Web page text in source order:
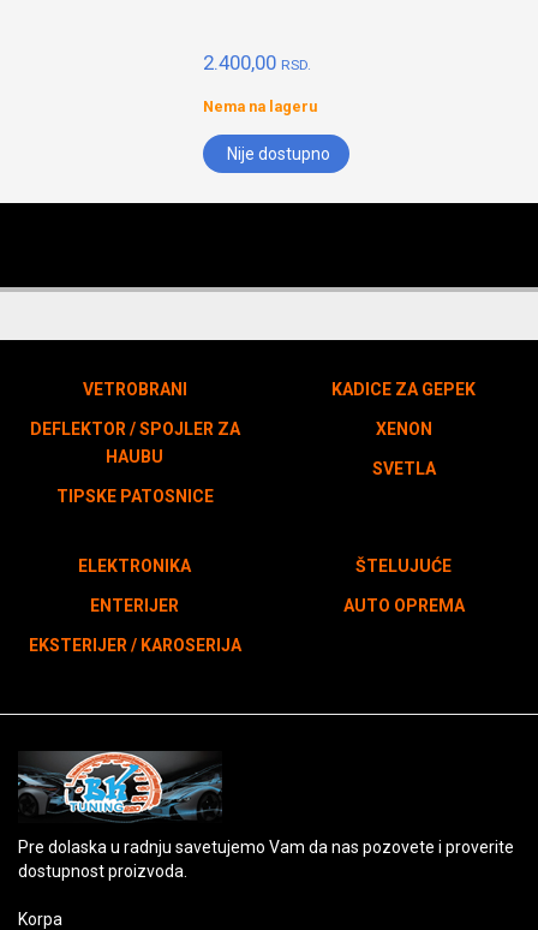
2.400,00 RSD.
Nema na lageru
Nije dostupno
VETROBRANI
DEFLEKTOR / SPOJLER ZA
HAUBU
TIPSKE PATOSNICE
KADICE ZA GEPEK
XENON
SVETLA
ELEKTRONIKA
ENTERIJER
EKSTERIJER / KAROSERIJA
ŠTELUJUĆE
AUTO OPREMA
Pre dolaska u radnju savetujemo Vam da nas pozovete i proverite
dostupnost proizvoda.
Korpa